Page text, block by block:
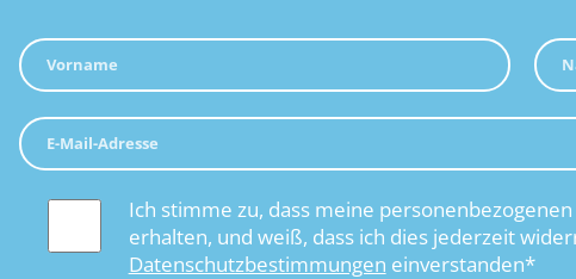
Ich stimme zu, dass meine
erhalten, und weiß, dass ich dies jederzeit
Datenschutzbestimmungen einverstanden*